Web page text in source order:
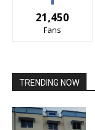
21,450
Fans
TRENDING NOW